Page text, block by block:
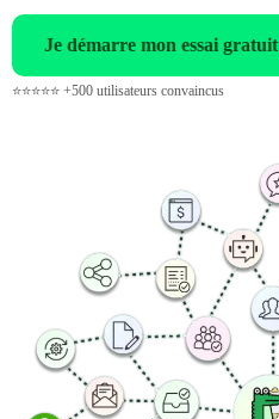
Je démarre mon essai gratuit
⭐⭐⭐⭐⭐ +500 utilisateurs convaincus